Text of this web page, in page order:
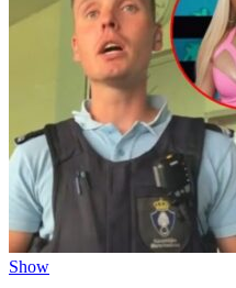
Show